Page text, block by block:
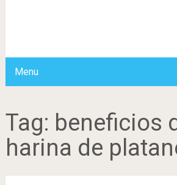
Menu
Tag: beneficios
harina de